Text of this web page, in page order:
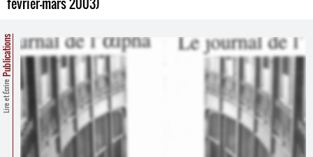
·
Comprendre et parler
Espace presse
Contacts
Trouver un lieu d’alphabétisation
Lire et Écrire
Publications